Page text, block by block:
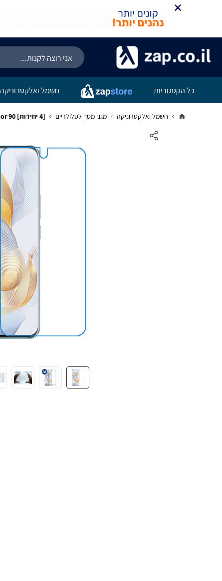
כל הקטגוריות חשמל ואלקטרוניקה
חשמל ואלקטרוניקה מגני מסך לסלולריים [4 יחידות] Honor 90 מגן מסך נאנו זכוכית 9H סקרין מובייל